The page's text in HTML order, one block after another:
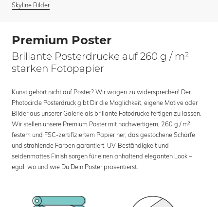
Skyline Bilder
Premium Poster
Brillante Posterdrucke auf 260 g / m²
starken Fotopapier
Kunst gehört nicht auf Poster? Wir wagen zu widersprechen! Der
Photocircle Posterdruck gibt Dir die Möglichkeit, eigene Motive oder
Bilder aus unserer Galerie als brillante Fotodrucke fertigen zu lassen.
Wir stellen unsere Premium Poster mit hochwertigem, 260 g / m²
festem und FSC-zertifiziertem Papier her, das gestochene Schärfe
und strahlende Farben garantiert. UV-Beständigkeit und
seidenmattes Finish sorgen für einen anhaltend eleganten Look –
egal, wo und wie Du Dein Poster präsentierst.